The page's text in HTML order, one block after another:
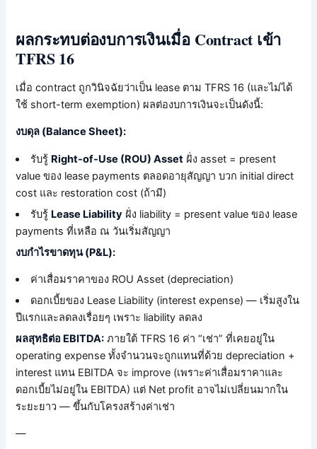
ผลกระทบต่องบการเงินเมื่อ Contract เข้า
TFRS 16
เมื่อ contract ถูกวินิจฉัยว่าเป็น lease ตาม TFRS 16 (และไม่ได้
ใช้ short-term exemption) ผลต่องบการเงินจะเป็นดังนี้:
งบดุล (Balance Sheet):
รับรู้ Right-of-Use (ROU) Asset ฝั่ง asset = present
value ของ lease payments ตลอดอายุสัญญา บวก initial direct
cost และ restoration cost (ถ้ามี)
รับรู้ Lease Liability ฝั่ง liability = present value ของ lease
payments ที่เหลือ ณ วันเริ่มสัญญา
งบกำไรขาดทุน (P&L):
ค่าเสื่อมราคาของ ROU Asset (depreciation)
ดอกเบี้ยของ Lease Liability (interest expense) — เริ่มสูงใน
ปีแรกและลดลงเรื่อยๆ เพราะ liability ลดลง
ผลสุทธิต่อ EBITDA: ภายใต้ TFRS 16 ค่า “เช่า” ที่เคยอยู่ใน
operating expense ทั้งจำนวนจะถูกแทนที่ด้วย depreciation +
interest แทน EBITDA จะ improve (เพราะค่าเสื่อมราคาและ
ดอกเบี้ยไม่อยู่ใน EBITDA) แต่ Net profit อาจไม่เปลี่ยนมากใน
ระยะยาว — ขึ้นกับโครงสร้างค่าเช่า
—